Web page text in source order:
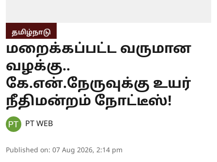
தமிழ்நாடு
மறைக்கப்பட்ட வருமான
வழக்கு..
கே.என்.நேருவுக்கு உயர்
நீதிமன்றம் நோட்டீஸ்!
PT WEB
Published on: 07 Aug 2026, 2:14 pm